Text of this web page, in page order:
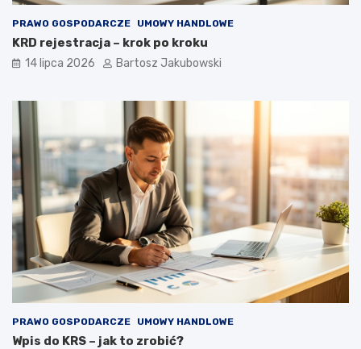
PRAWO GOSPODARCZE UMOWY HANDLOWE
KRD rejestracja – krok po kroku
14 lipca 2026 Bartosz Jakubowski
PRAWO GOSPODARCZE UMOWY HANDLOWE
Wpis do KRS – jak to zrobić?